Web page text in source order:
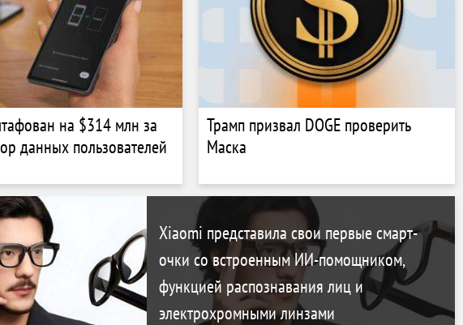
на $314 млн за
данных пользователей
Трамп призвал DOGE проверить
Маска
Xiaomi представила свои первые смарт-
очки со встроенным ИИ-помощником,
функцией распознавания лиц и
электрохромными линзами